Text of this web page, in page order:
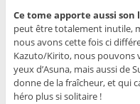
Ce tome apporte aussi
peut être totalement inutile,
nous avons cette fois ci
Kazuto/Kirito, nous pouvons
yeux d’Asuna, mais aussi de
donne de la fraîcheur, et qui
héro plus si solitaire !